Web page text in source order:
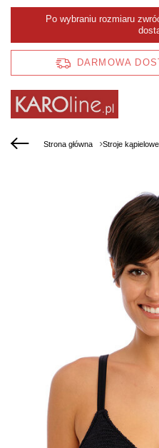
Po wybraniu rozmiaru
DARMOWA
Strona główna Stroje kąpielowe